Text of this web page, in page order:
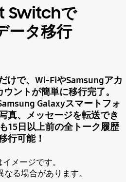
Switchで
ータ移行
けで、Wi-FiやSamsungアカ
ントが簡単に移行完了。
Galaxyスマートフォ
真、メッセージを転送でき
15日以上前の全トーク履歴
行可能！
メージです。
る場合があります。